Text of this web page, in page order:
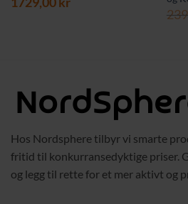
Hos Nordsphere tilbyr vi smarte
fritid til konkurransedyktige priser.
og legg til rette for et mer aktivt og